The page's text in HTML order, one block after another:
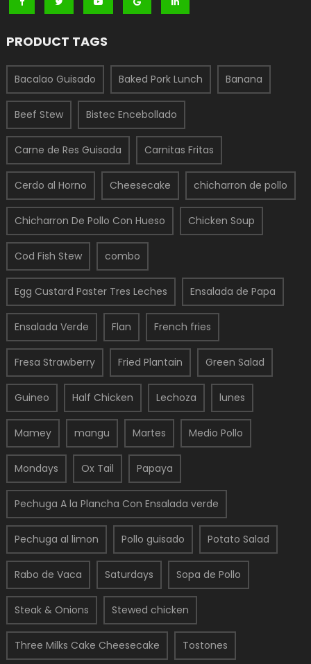
PRODUCT TAGS
Bacalao Guisado Baked Pork Lunch Banana
Beef Stew Bistec Encebollado
Carne de Res Guisada Carnitas Fritas
Cerdo al Horno Cheesecake chicharron de pollo
Chicharron De Pollo Con Hueso Chicken Soup
Cod Fish Stew combo
Egg Custard Paster Tres Leches Ensalada de Papa
Ensalada Verde Flan French fries
Fresa Strawberry Fried Plantain Green Salad
Guineo Half Chicken Lechoza lunes
Mamey mangu Martes Medio Pollo
Mondays Ox Tail Papaya
Pechuga A la Plancha Con Ensalada verde
Pechuga al limon Pollo guisado Potato Salad
Rabo de Vaca Saturdays Sopa de Pollo
Steak & Onions Stewed chicken
Three Milks Cake Cheesecake Tostones